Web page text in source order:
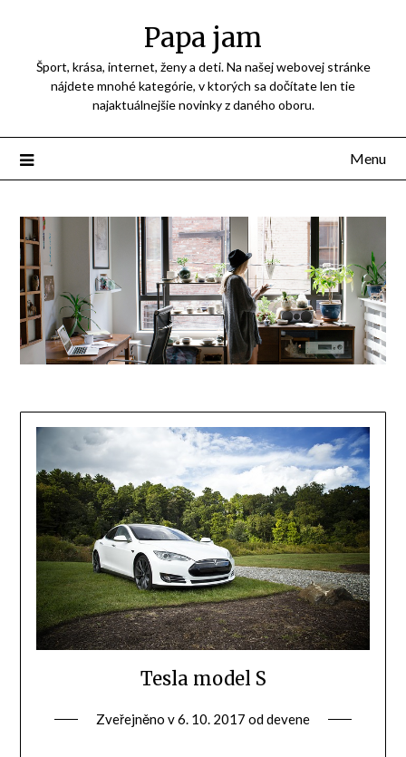
Papa jam
Šport, krása, internet, ženy a deti. Na našej webovej stránke
nájdete mnohé kategórie, v ktorých sa dočítate len tie
najaktuálnejšie novinky z daného oboru.
Menu
Tesla model S
Zveřejněno v6. 10. 2017 oddevene